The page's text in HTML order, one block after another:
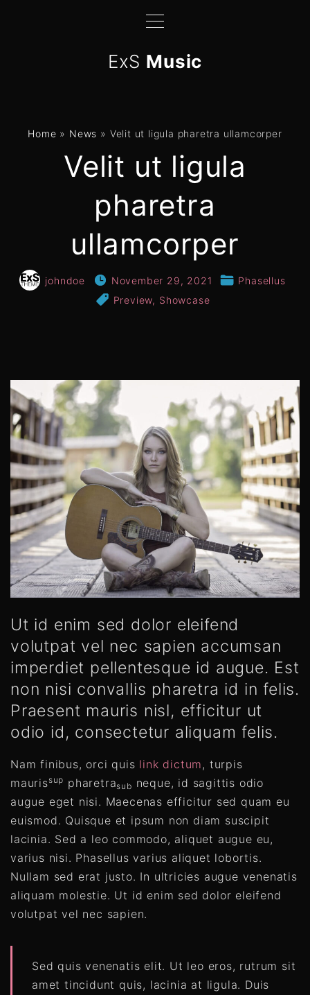
ExS Music
Home » News » Velit ut ligula pharetra ullamcorper
Velit ut ligula
pharetra
ullamcorper
johndoe November 29, 2021
Phasellus
Preview
Showcase
Ut id enim sed dolor eleifend
volutpat vel nec sapien accumsan
imperdiet pellentesque id augue. Est
non nisi convallis pharetra id in felis.
Praesent mauris nisl, efficitur ut
odio id, consectetur aliquam felis.
Nam finibus, orci quis link dictum , turpis
maurissup pharetrasub neque, id sagittis odio
augue eget nisi. Maecenas efficitur sed quam eu
euismod. Quisque et ipsum non diam suscipit
lacinia. Sed a leo commodo, aliquet augue eu,
varius nisi. Phasellus varius aliquet lobortis.
Nullam sed erat justo. In ultricies augue venenatis
aliquam molestie. Ut id enim sed dolor eleifend
volutpat vel nec sapien.
Sed quis venenatis elit. Ut leo eros, rutrum sit
amet tincidunt quis, lacinia at ligula. Duis